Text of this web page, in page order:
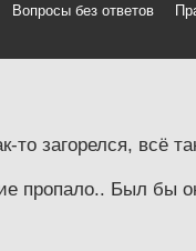
Вопросы без ответов
загорелся, всё
пропало.. Был бы